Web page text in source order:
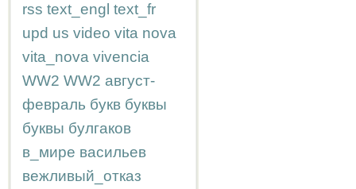
rss text_engl text_fr
upd us video vita nova
vita_nova vivencia
WW2 WW2 август-
февраль букв буквы
буквы булгаков
в_мире васильев
вежливый_отказ